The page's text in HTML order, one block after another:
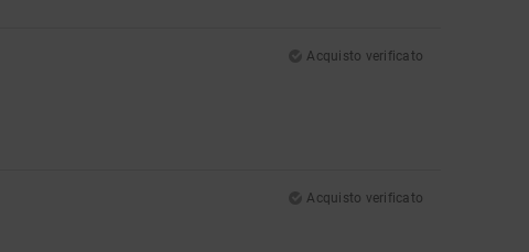
Acquisto verificato
Acquisto verificato